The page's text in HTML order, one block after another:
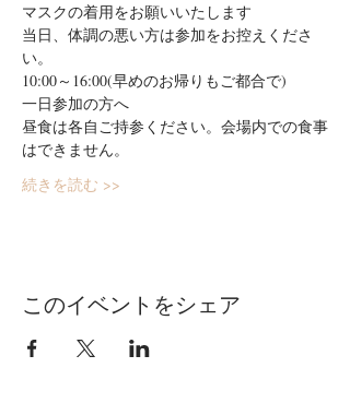
マスクの着用をお願いいたします
当日、体調の悪い方は参加をお控えくださ
い。
10:00～16:00(早めのお帰りもご都合で)
一日参加の方へ
昼食は各自ご持参ください。会場内での食事
はできません。
続きを読む >>
このイベントをシェア